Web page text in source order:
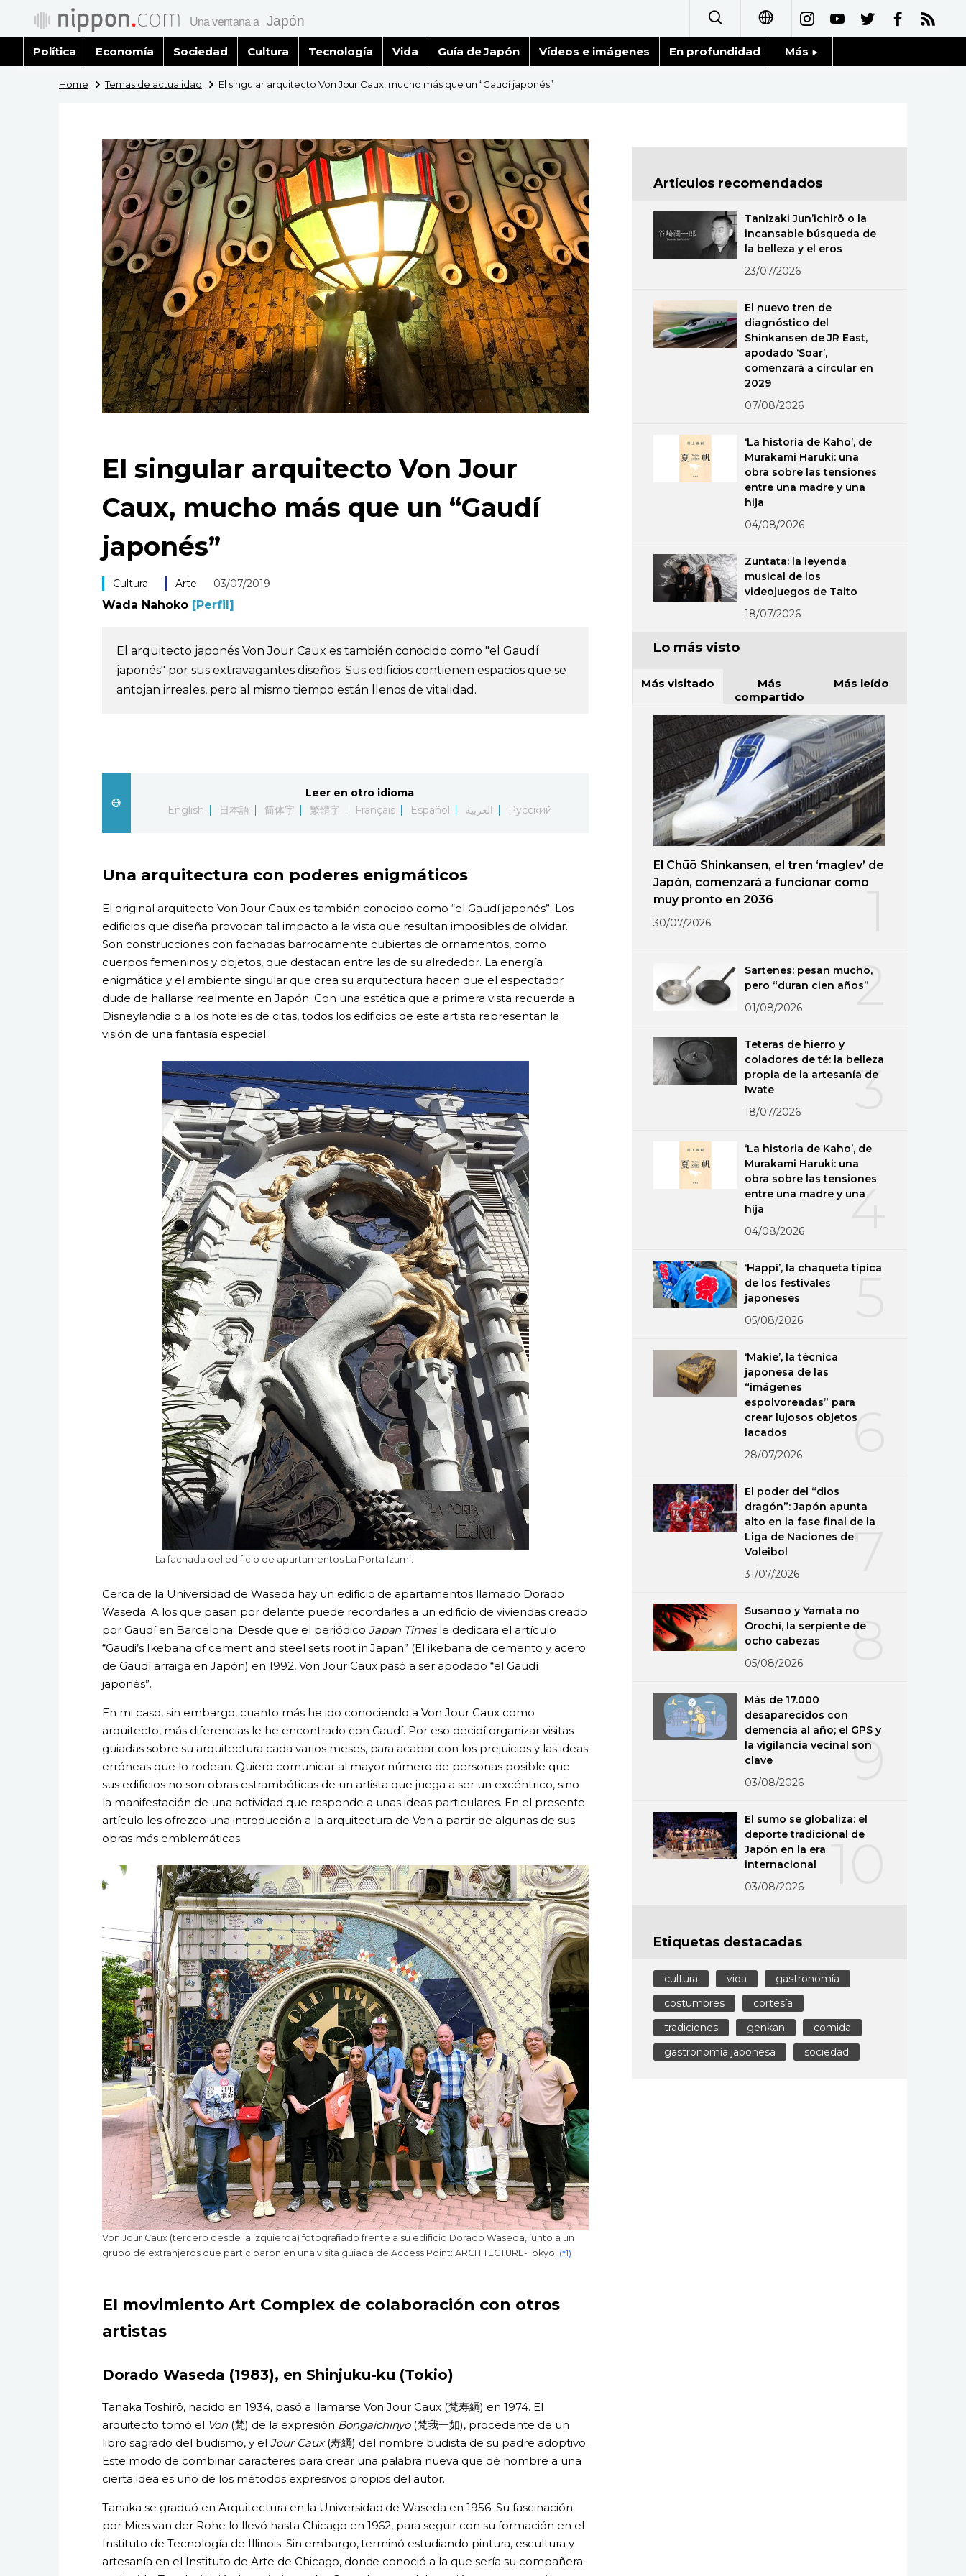
日本語
العربية
Русский
Política Economía Sociedad Cultura Tecnología Vida Guía de Japón Vídeos e imágenes En profundidad Más
Blog
Tokio
Avisos
Home Temas de actualidad El singular arquitecto Von Jour Caux, mucho más que un “Gaudí japonés”
El singular arquitecto Von Jour
Caux, mucho más que un “Gaudí
japonés”
Cultura Arte 03/07/2019
Wada Nahoko [Perfil]
El arquitecto japonés Von Jour Caux es también conocido como "el Gaudí
japonés" por sus extravagantes diseños. Sus edificios contienen espacios que se
antojan irreales, pero al mismo tiempo están llenos de vitalidad.
Leer en otro idioma
English
日本語 简体字 繁體字 Français Español العربية Русский
Una arquitectura con poderes enigmáticos
El original arquitecto Von Jour Caux es también conocido como “el Gaudí japonés”. Los
edificios que diseña provocan tal impacto a la vista que resultan imposibles de olvidar.
Son construcciones con fachadas barrocamente cubiertas de ornamentos, como
cuerpos femeninos y objetos, que destacan entre las de su alrededor. La energía
enigmática y el ambiente singular que crea su arquitectura hacen que el espectador
dude de hallarse realmente en Japón. Con una estética que a primera vista recuerda a
Disneylandia o a los hoteles de citas, todos los edificios de este artista representan la
visión de una fantasía especial.
La fachada del edificio de apartamentos La Porta Izumi.
Cerca de la Universidad de Waseda hay un edificio de apartamentos llamado Dorado
Waseda. A los que pasan por delante puede recordarles a un edificio de viviendas creado
por Gaudí en Barcelona. Desde que el periódico Japan Timesle dedicara el artículo
“Gaudi’s Ikebana of cement and steel sets root in Japan” (El ikebana de cemento y acero
de Gaudí arraiga en Japón) en 1992, Von Jour Caux pasó a ser apodado “el Gaudí
japonés”.
En mi caso, sin embargo, cuanto más he ido conociendo a Von Jour Caux como
arquitecto, más diferencias le he encontrado con Gaudí. Por eso decidí organizar visitas
guiadas sobre su arquitectura cada varios meses, para acabar con los prejuicios y las ideas
erróneas que lo rodean. Quiero comunicar al mayor número de personas posible que
sus edificios no son obras estrambóticas de un artista que juega a ser un excéntrico, sino
la manifestación de una actividad que responde a unas ideas particulares. En el presente
artículo les ofrezco una introducción a la arquitectura de Von a partir de algunas de sus
obras más emblemáticas.
Von Jour Caux (tercero desde la izquierda) fotografiado frente a su edificio Dorado Waseda, junto a un
grupo de extranjeros que participaron en una visita guiada de Access Point: ARCHITECTURE-Tokyo.. (*1)
El movimiento Art Complex de colaboración con otros
artistas
Dorado Waseda (1983), en Shinjuku-ku (Tokio)
Tanaka Toshirō, nacido en 1934, pasó a llamarse Von Jour Caux (梵寿綱) en 1974. El
arquitecto tomó el Von(梵) de la expresión Bongaichinyo (梵我一如), procedente de un
libro sagrado del budismo, y el Jour Caux(寿綱) del nombre budista de su padre adoptivo.
Este modo de combinar caracteres para crear una palabra nueva que dé nombre a una
cierta idea es uno de los métodos expresivos propios del autor.
Tanaka se graduó en Arquitectura en la Universidad de Waseda en 1956. Su fascinación
por Mies van der Rohe lo llevó hasta Chicago en 1962, para seguir con su formación en el
Instituto de Tecnología de Illinois. Sin embargo, terminó estudiando pintura, escultura y
artesanía en el Instituto de Arte de Chicago, donde conoció a la que sería su compañera
Artículos recomendados
Tanizaki Jun’ichirō o la
incansable búsqueda de
la belleza y el eros
23/07/2026
El nuevo tren de
diagnóstico del
Shinkansen de JR East,
apodado ‘Soar’,
comenzará a circular en
2029
07/08/2026
‘La historia de Kaho’, de
Murakami Haruki: una
obra sobre las tensiones
entre una madre y una
hija
04/08/2026
Zuntata: la leyenda
musical de los
videojuegos de Taito
18/07/2026
Lo más visto
Más visitado
Más
compartido
Más leído
El Chūō Shinkansen, el tren ‘maglev’ de
Japón, comenzará a funcionar como
muy pronto en 2036
30/07/2026
2
Sartenes: pesan mucho,
pero “duran cien años”
01/08/2026
3
Teteras de hierro y
coladores de té: la belleza
propia de la artesanía de
Iwate
18/07/2026
4
‘La historia de Kaho’, de
Murakami Haruki: una
obra sobre las tensiones
entre una madre y una
hija
04/08/2026
5
‘Happi’, la chaqueta típica
de los festivales
japoneses
05/08/2026
6
‘Makie’, la técnica
japonesa de las
“imágenes
espolvoreadas” para
crear lujosos objetos
lacados
28/07/2026
7
El poder del “dios
dragón”: Japón apunta
alto en la fase final de la
Liga de Naciones de
Voleibol
31/07/2026
8
Susanoo y Yamata no
Orochi, la serpiente de
ocho cabezas
05/08/2026
9
Más de 17.000
desaparecidos con
demencia al año; el GPS y
la vigilancia vecinal son
clave
03/08/2026
El sumo se globaliza: el
deporte tradicional de
Japón en la era
internacional
03/08/2026
Etiquetas destacadas
cultura vida
gastronomía
costumbres
cortesía
tradiciones
genkan
comida
gastronomía japonesa
sociedad